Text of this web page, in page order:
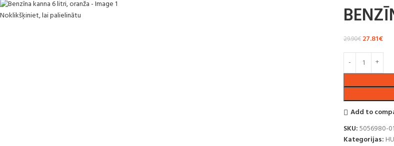
Noklikšķiniet, lai palielinātu
29.90€ 27.81€
Add to
SKU:5056980-01
Kategorijas: